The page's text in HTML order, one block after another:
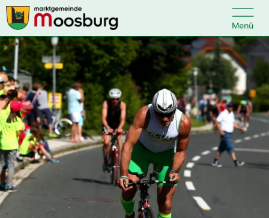
Kontakt 
Suche nach:
Startseite
Kundenservice
Ihr Anliegen